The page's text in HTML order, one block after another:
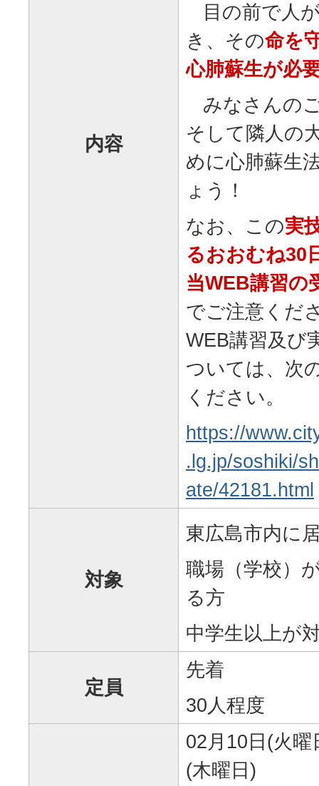
内容
目の前で人
き、その命を
心肺蘇生が必
みなさんの
そして隣人の
めに心肺蘇生
ょう！
なお、この実
るおおむね30
当WEB講習の
でご注意くだ
WEB講習及び
ついては、次
ください。
https://
.lg.jp/soshiki/
ate/42181.html
対象
東広島市内に
職場（学校）
る方
中学生以上が
定員
先着
30人程度
02月10日(火
(木曜日)